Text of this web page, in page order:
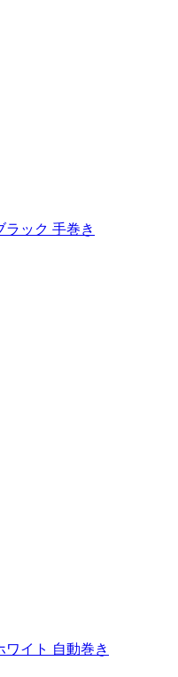
ラック 手巻き
ワイト 自動巻き